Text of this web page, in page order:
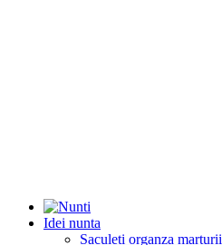
Idei nunta
Saculeti organza marturii